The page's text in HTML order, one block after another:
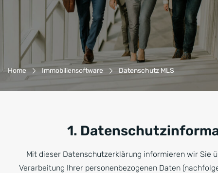
Breadcrumb-Navigation
Home Immobiliensoftware Datenschutz MLS
1.
Mit dieser Datenschutzerklärung informieren wir Sie
Verarbeitung Ihrer personenbezogenen Daten